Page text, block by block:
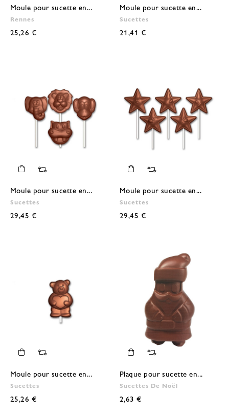
Moule pour sucette en...
Rennes
25,26 €
Moule pour sucette en...
Sucettes
21,41 €
Moule pour sucette en...
Sucettes
29,45 €
Moule pour sucette en...
Sucettes
29,45 €
Moule pour sucette en...
Sucettes
25,26 €
Plaque pour sucette en...
Sucettes De Noël
2,63 €